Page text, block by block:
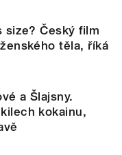
size? Český film
těla, říká
a Šlajsny.
kokainu,